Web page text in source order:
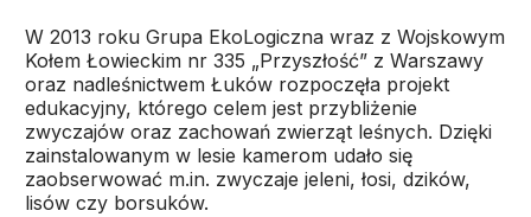
W 2013 roku Grupa EkoLogiczna wraz z Wojskowym
Kołem Łowieckim nr 335 „Przyszłość” z Warszawy
oraz nadleśnictwem Łuków rozpoczęła projekt
edukacyjny, którego celem jest przybliżenie
zwyczajów oraz zachowań zwierząt leśnych. Dzięki
zainstalowanym w lesie kamerom udało się
zaobserwować m.in. zwyczaje jeleni, łosi, dzików,
lisów czy borsuków.